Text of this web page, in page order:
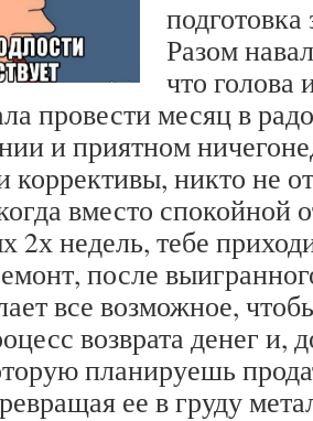
подготовка
Разом
что голова
провести месяц в
и приятном
коррективы, никто не
вместо спокойной
2х недель, тебе
после
все возможное,
возврата денег и,
планируешь
ее в груду